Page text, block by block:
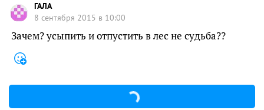
ГАЛА
8 сентября 2015 в 10:00
Зачем? усыпить и отпустить в лес не судьба??